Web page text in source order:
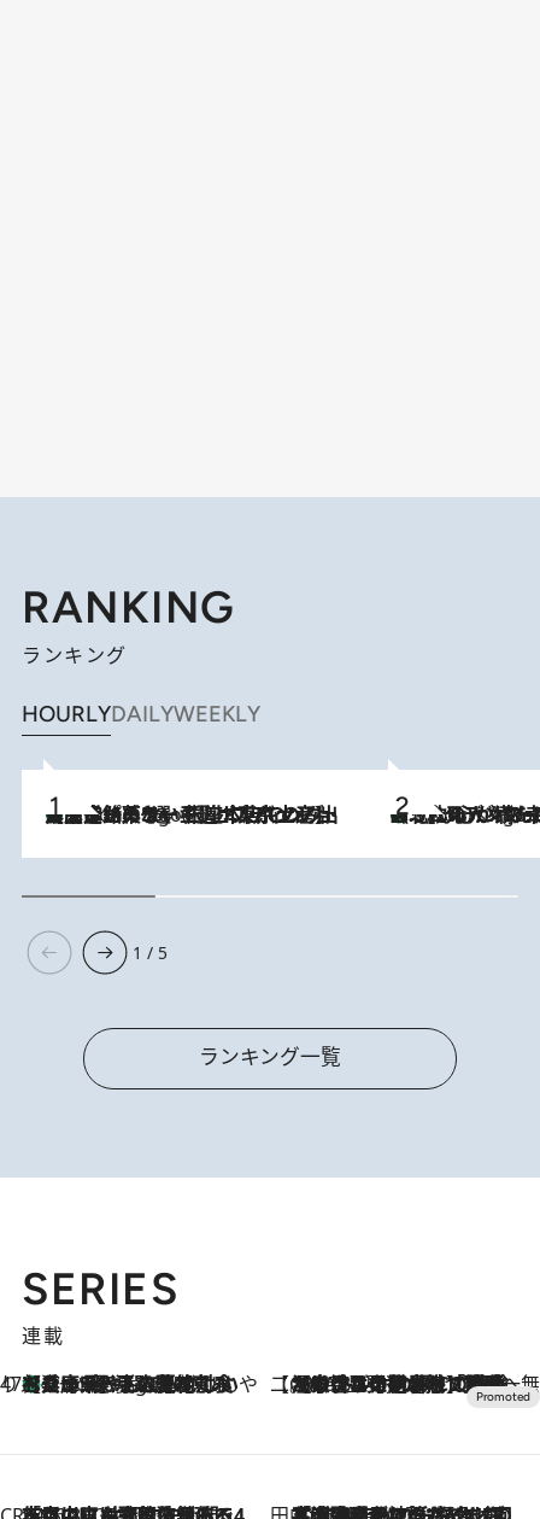
RANKING
ランキング
HOURLYDAILYWEEKLY
3 Hours Ago
【間違いのない王道・東京土産】資生堂パーラー 銀座本店でのみ出会える銘菓5選《極上プディング・濃厚チーズケーキ・ボンボンショコラほか》 3 Hours Ago
《北欧の人々の幸福度が高いのは…》元デンマーク親善大使が出会った“心が満たされる暮らし”「いいかげんにヒュッゲしなさい！」
1 / 5
ランキング一覧
SERIES
連載
47都道府県の手みやげ ひんやりスイーツで夏を満喫
3 Hours Ago
【兵庫県】この夏絶対食べたい 冷やしておいしいおやつ3選 淡路島の恵みをジェラートに集約 【CREA×星野リゾート】唯一無二。癒しと発見が待つ場所へ
2026.8.7
【トンボの足水浴】ヒノキの香りに包まれて涼感マックス！約13℃の湧水かけ流しを避暑地「星野温泉 トンボの湯」で体験